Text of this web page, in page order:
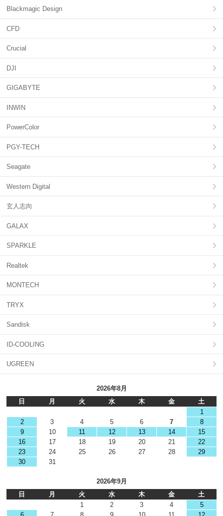
Blackmagic Design
CFD
Crucial
DJI
GIGABYTE
INWIN
PowerColor
PGY-TECH
Seagate
Western Digital
玄人志向
GALAX
SPARKLE
Realtek
MONTECH
TRYX
Sandisk
ID-COOLING
UGREEN
2026年8月
日
月 火 水 木 金
土
1
2
3 4 5 6 7
8
9
10 11 12 13 14
15
16
17 18 19 20 21
22
23
24 25 26 27 28
29
30
31
2026年9月
日
月 火 水 木 金
土
1
2 3 4
5